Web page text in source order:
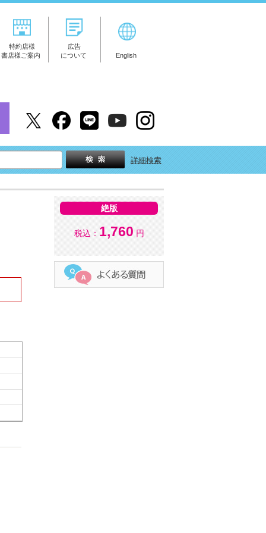
特約店様
書店様ご案内
広告
について
English
詳細検索
絶版
税込： 1,760 円